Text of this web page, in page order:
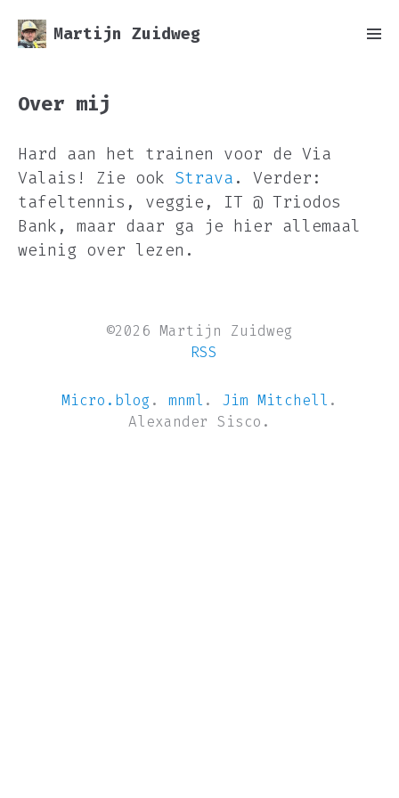
Martijn Zuidweg
Over mij
Hard aan het trainen voor de Via
Valais! Zie ook Strava . Verder:
tafeltennis, veggie, IT @ Triodos
Bank, maar daar ga je hier allemaal
weinig over lezen.
©2026 Martijn Zuidweg
RSS
Micro.blog . mnml . Jim Mitchell .
Alexander Sisco.